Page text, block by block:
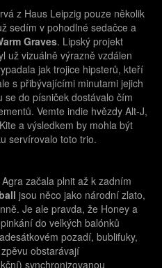
z Haus Leipzig pouze několik
sedím v pohodlné sedačce a
Graves. Lipský projekt
už vizuálně výrazně vzdálen
jak trojice hipsterů, kteří
s přibývajícími minutami jejich
do písniček dostávalo čím
Vemte indie hvězdy Alt-J,
a výsledkem by mohla být
servírovalo toto trio.
začala plnit až k zadním
jsou něco jako národní zlato,
Je ale pravda, že Honey a
do velkých balónků
pozadí, bublifuky,
obstarávají
synchronizovanou